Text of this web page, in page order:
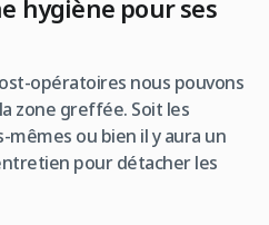
hygiène pour ses
opératoires nous pouvons
zone greffée. Soit les
ou bien il y aura un
pour détacher les